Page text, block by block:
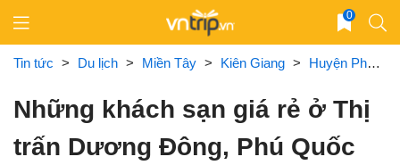
content
0
Tin tức > Du lịch > Miền Tây > Kiên Giang > Huyện Phú Quốc
Những khách sạn giá rẻ ở Thị
trấn Dương Đông, Phú Quốc